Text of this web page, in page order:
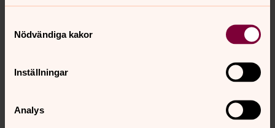
Nödvändiga kakor
Inställningar
Analys
Glasfönster
Lunds Allhelgonakyrka
Orglar